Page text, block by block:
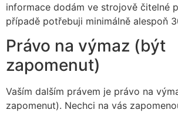
informace dodám ve strojově čitelné
případě potřebuji minimálně alespoň
Právo na výmaz (být
zapomenut)
Vaším dalším právem je právo na
zapomenut). Nechci na vás